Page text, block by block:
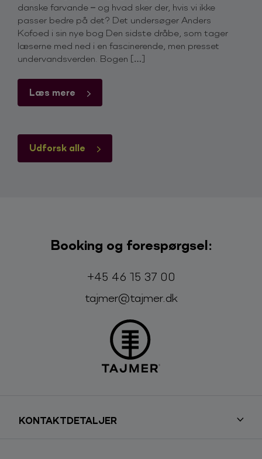
Udforsk alle
danske farvande – og hvad sker der, hvis vi ikke
passer bedre på det? Det undersøger Anders
Kofoed i sin nye bog Den sidste dråbe, som tager
læserne med ned i en fascinerende, men presset
undervandsverden. Bogen […]
Læs mere
Booking og forespørgsel:
Telefon:
+45 46 15 37 00
E-mail:
tajmer@tajmer.dk
KONTAKTDETALJER